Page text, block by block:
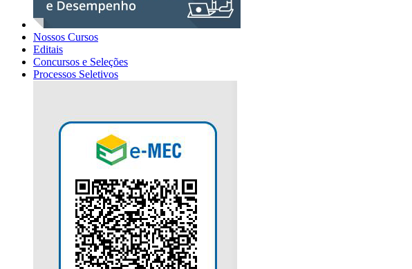
Nossos Cursos
Editais
Concursos e Seleções
Processos Seletivos